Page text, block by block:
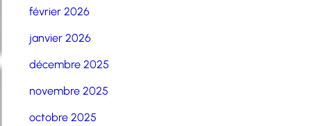
février 2026
janvier 2026
décembre 2025
novembre 2025
octobre 2025